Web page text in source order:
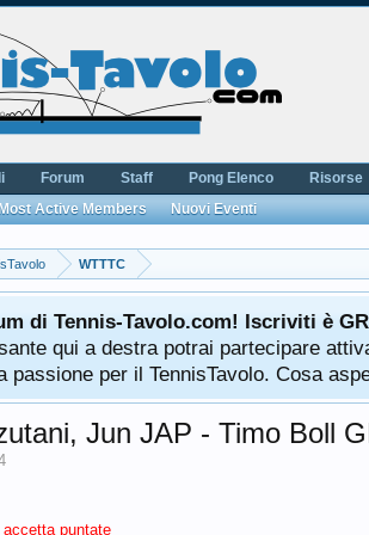
WTTTC
di Tennis-Tavolo.com! Iscriviti è
qui a destra potrai partecipare
passione per il TennisTavolo. Cosa
Jun JAP - Timo Boll
puntate
Forum Staff Pong Elenco Risorse
Active Members Nuovi Eventi